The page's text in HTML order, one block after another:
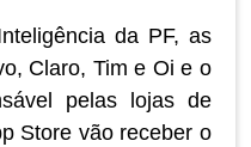
da PF, as
Claro, Tim e Oi e o
pelas lojas de
Store vão receber o